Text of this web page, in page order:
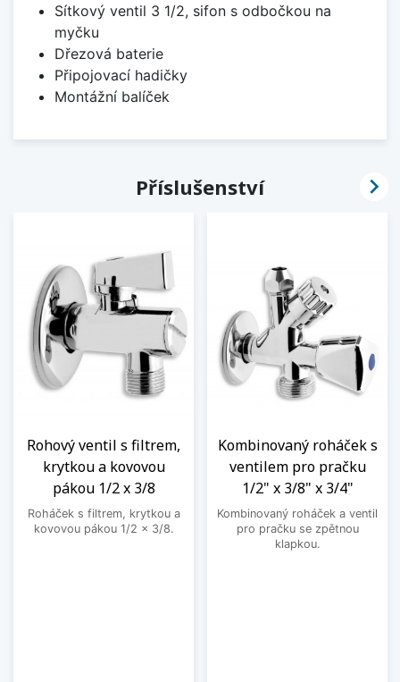
Sítkový ventil 3 1/2, sifon s odbočkou na
myčku
Dřezová baterie
Připojovací hadičky
Montážní balíček
Příslušenství
Rohový ventil s filtrem,
krytkou a kovovou
pákou 1/2 x 3/8
Roháček s filtrem, krytkou a
kovovou pákou 1/2 x 3/8.
Kombinovaný roháček s
ventilem pro pračku
1/2" x 3/8" x 3/4"
Kombinovaný roháček a ventil
pro pračku se zpětnou
klapkou.
